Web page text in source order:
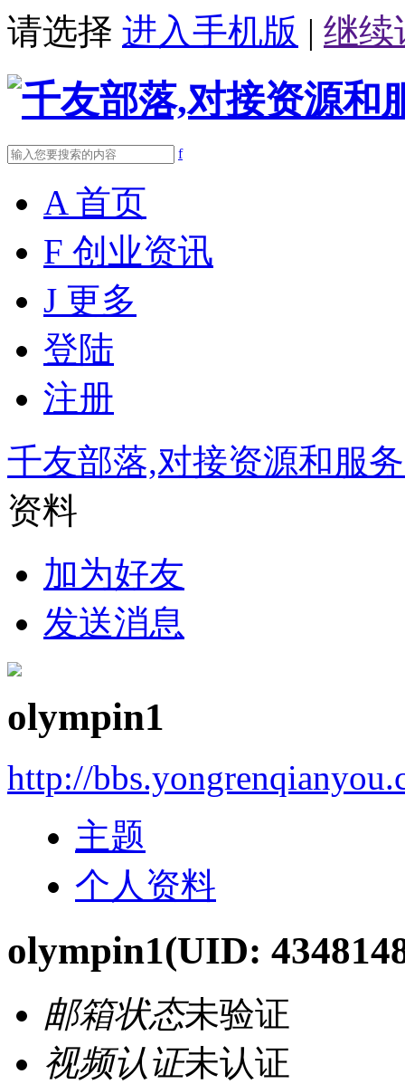
请选择 进入手机版 | 继续
f
A 首页
F 创业资讯
J 更多
登陆
注册
千友部落,对接资源和服
资料
加为好友
发送消息
olympin1
http://
主题
个人资料
olympin1(UID:
邮箱状态未验证
视频认证未认证